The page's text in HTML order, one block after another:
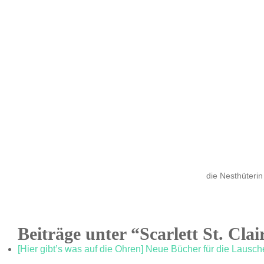
die Nesthüterin
Beiträge unter “Scarlett St.
[Hier gibt’s was auf die Ohren] Neue Bücher für die